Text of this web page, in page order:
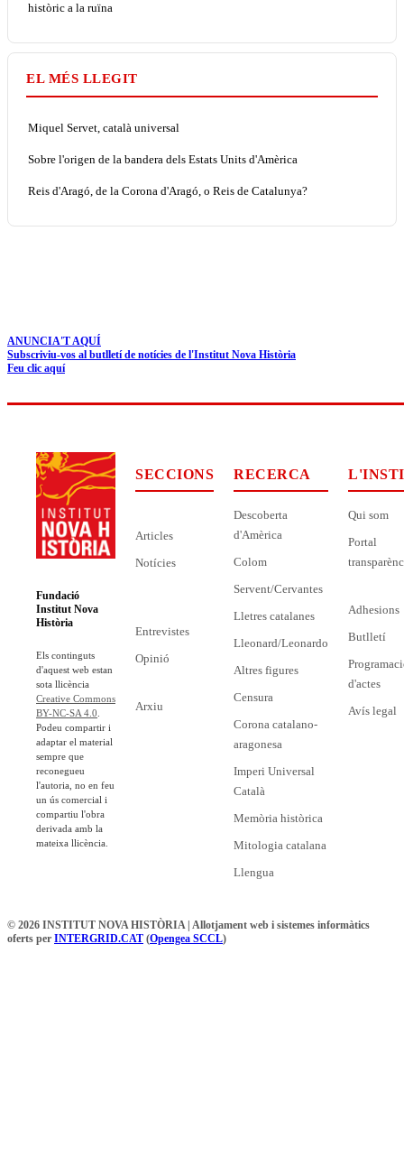
històric a la ruïna
EL MÉS LLEGIT
Miquel Servet, català universal
Sobre l'origen de la bandera dels Estats Units d'Amèrica
Reis d'Aragó, de la Corona d'Aragó, o Reis de Catalunya?
ANUNCIA'T AQUÍ
Subscriviu-vos al butlletí de notícies de l'Institut Nova Història
Feu clic aquí
Fundació
Institut Nova
Història
Els continguts
d'aquest web estan
sota llicència
Creative Commons
BY-NC-SA 4.0
Podeu compartir i
adaptar el material
sempre que
reconegueu
l'autoria, no en feu
un ús comercial i
compartiu l'obra
derivada amb la
mateixa llicència.
SECCIONS
Articles
Notícies
Entrevistes
Opinió
Arxiu
RECERCA
Descoberta
d'Amèrica
Colom
Servent/Cervantes
Lletres catalanes
Lleonard/Leonardo
Altres figures
Censura
Corona catalano-
aragonesa
Imperi Universal
Català
Memòria històrica
Mitologia catalana
Llengua
Qui som
Portal
Adhesions
Butlletí
d'actes
Avís legal
© 2026 INSTITUT NOVA HISTÒRIA | Allotjament web i sistemes informàtics
oferts per INTERGRID.CAT (Opengea SCCL)